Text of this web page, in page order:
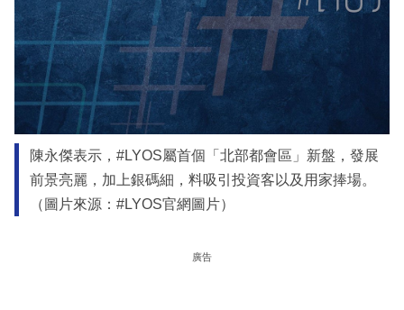
陳永傑表示，#LYOS屬首個「北部都會區」新盤，發展
前景亮麗，加上銀碼細，料吸引投資客以及用家捧場。
（圖片來源：#LYOS官網圖片）
廣告